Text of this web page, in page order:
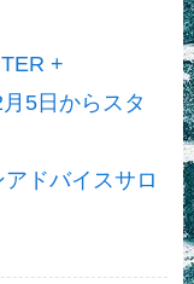
+
5日からスタ
ドバイスサロ